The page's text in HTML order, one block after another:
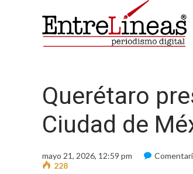
Querétaro
Ciudad de
mayo 21, 2026, 12:59 pm
228